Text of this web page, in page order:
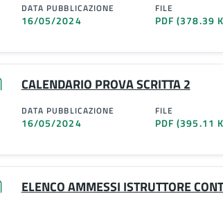
DATA PUBBLICAZIONE
16/05/2024
FILE
PDF(378.39
CALENDARIO PROVA SCRITTA 2
DATA PUBBLICAZIONE
16/05/2024
FILE
PDF(395.11
ELENCO AMMESSI ISTRUTTORE